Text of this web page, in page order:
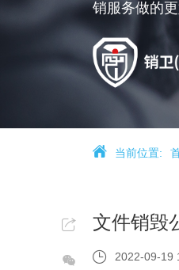
销服务做的
当前位置:
文件销毁
2022-09-19